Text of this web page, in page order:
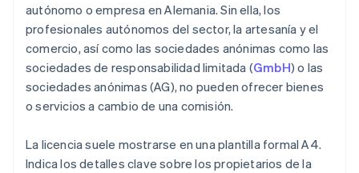
autónomo o empresa en Alemania. Sin ella, los
profesionales autónomos del sector, la artesanía y el
comercio, así como las sociedades anónimas como las
sociedades de responsabilidad limitada (GmbH) o las
sociedades anónimas (AG), no pueden ofrecer bienes
o servicios a cambio de una comisión.
La licencia suele mostrarse en una plantilla formal A4.
Indica los detalles clave sobre los propietarios de la